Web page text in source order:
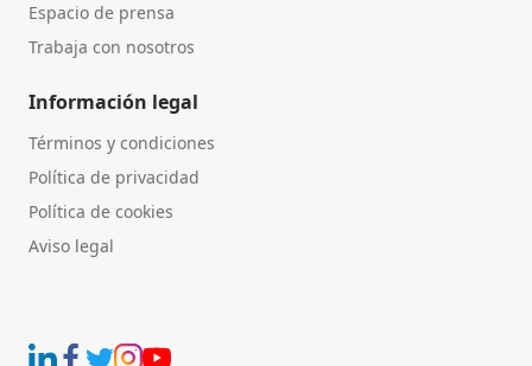
Espacio de prensa
Trabaja con nosotros
Información legal
Términos y condiciones
Política de privacidad
Política de cookies
Aviso legal